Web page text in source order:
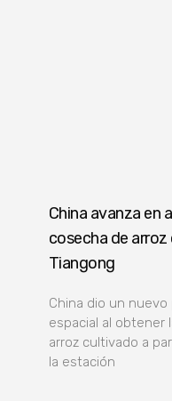
China avanza en
cosecha de
Tiangong
China dio un
espacial al obtener
arroz cultivado a
la estación